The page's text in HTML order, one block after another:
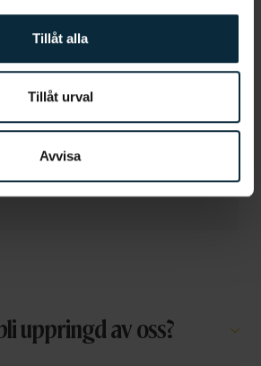
Tillåt alla
Tillåt urval
Avvisa
uppringd av oss?